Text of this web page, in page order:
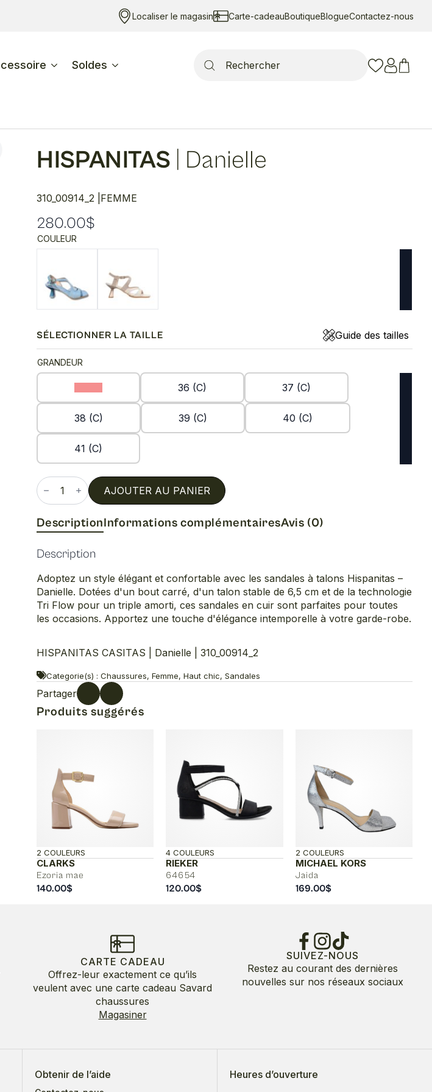
Localiser le magasin Carte-cadeauBoutiqueBlogueContactez-nous
Soldes
for:
HISPANITAS Danielle
310_00914_2 | FEMME
280.00$
COULEUR
SÉLECTIONNER LA TAILLE Guide des tailles
GRANDEUR
36 (C) 37 (C)
38 (C) 39 (C) 40 (C)
41 (C)
quantité
de
Danielle
AJOUTER AU PANIER
DescriptionInformations complémentairesAvis (0)
Description
Adoptez un style élégant et confortable avec les sandales à talons Hispanitas –
Danielle. Dotées d'un bout carré, d'un talon stable de 6,5 cm et de la technologie
Tri Flow pour un triple amorti, ces sandales en cuir sont parfaites pour toutes
les occasions. Apportez une touche d'élégance intemporelle à votre garde-robe.
HISPANITAS CASITAS | Danielle | 310_00914_2
Categorie(s) : Chaussures, Femme, Haut chic, Sandales
Partager
Produits suggérés
CLARKS
Ezoria mae
2 COULEURS
140.00$
RIEKER
64654
4 COULEURS
120.00$
MICHAEL KORS
Jaida
2 COULEURS
169.00$
CARTE CADEAU
Offrez-leur exactement ce qu’ils
veulent avec une carte cadeau Savard
chaussures
Magasiner
SUIVEZ-NOUS
Restez au courant des dernières
nouvelles sur nos réseaux sociaux
Obtenir de l’aide Heures d’ouverture